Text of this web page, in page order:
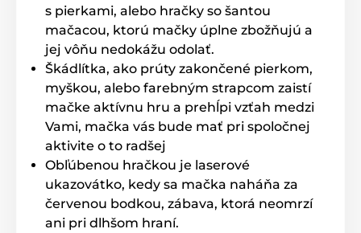
s pierkami, alebo hračky so šantou
mačacou, ktorú mačky úplne zbožňujú a
jej vôňu nedokážu odolať.
Škádlítka, ako prúty zakončené pierkom,
myškou, alebo farebným strapcom zaistí
mačke aktívnu hru a prehĺpi vzťah medzi
Vami, mačka vás bude mať pri spoločnej
aktivite o to radšej
Obľúbenou hračkou je laserové
ukazovátko, kedy sa mačka naháňa za
červenou bodkou, zábava, ktorá neomrzí
ani pri dlhšom hraní.